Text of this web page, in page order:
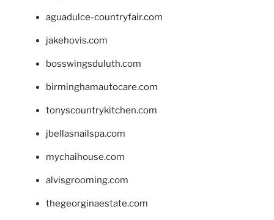
aguadulce-countryfair.com
jakehovis.com
bosswingsduluth.com
birminghamautocare.com
tonyscountrykitchen.com
jbellasnailspa.com
mychaihouse.com
alvisgrooming.com
thegeorginaestate.com